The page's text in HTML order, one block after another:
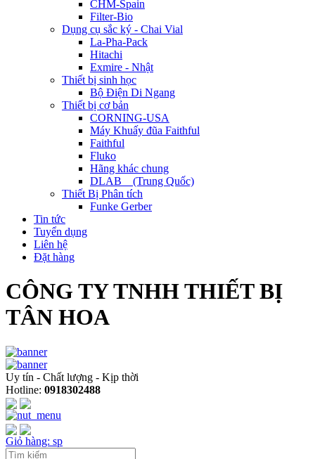
CHM-Spain
Filter-Bio
Dụng cụ sắc ký - Chai Vial
La-Pha-Pack
Hitachi
Exmire - Nhật
Thiết bị sinh học
Bộ Điện Di Ngang
Thiết bị cơ bản
CORNING-USA
Máy Khuấy đũa Faithful
Faithful
Fluko
Hãng khác chung
DLAB _ (Trung Quốc)
Thiết Bị Phân tích
Funke Gerber
Tin tức
Tuyển dụng
Liên hệ
Đặt hàng
CÔNG TY TNHH THIẾT BỊ
TÂN HOA
Uy tín - Chất lượng - Kịp thời
Hotline: 0918302488
Giỏ hàng: sp